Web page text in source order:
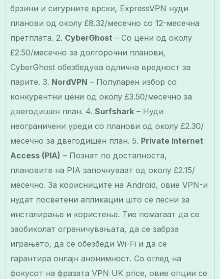
брзини и сигурните врски, ExpressVPN нуди
планови од околу £8.32/месечно со 12-месечна
претплата. 2. CyberGhost – Со цени од околу
£2.50/месечно за долгорочни планови,
CyberGhost обезбедува одлична вредност за
парите. 3. NordVPN – Популарен избор со
конкурентни цени од околу £3.50/месечно за
двегодишен план. 4.Surfshark – Нуди
неограничени уреди со планови од околу £2.30/
месечно за двегодишен план. 5. Private Internet
Access (PIA) – Познат по достапноста,
плановите на PIA започнуваат од околу £2.15/
месечно. За корисниците на Android, овие VPN-и
нудат посветени апликации што се лесни за
инсталирање и користење. Тие помагаат да се
заобиколат ограничувањата, да се забрза
играњето, да се обезбеди Wi-Fi и да се
гарантира онлајн анонимност. Со оглед на
фокусот на фразата VPN UK price, овие опции се